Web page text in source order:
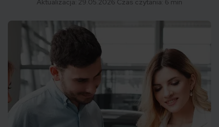
Aktualizacja: 29.05.2026 Czas czytania: 6 min